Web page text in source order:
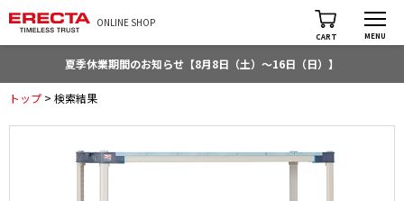
ONLINE SHOP
CART MENU
夏季休業期間のお知らせ【8月8日（土）～16日（日）】
トップ > 検索結果